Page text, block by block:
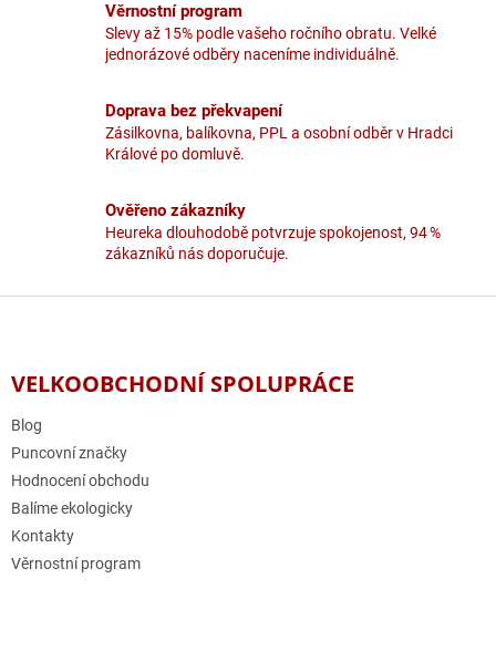
p
r
v
y
v
u
Věrnostní program
Slevy až 15% podle vašeho ročního obratu. Velké
jednorázové odběry naceníme individuálně.
Doprava bez překvapení
Zásilkovna, balíkovna, PPL a osobní odběr v Hradci
Králové po domluvě.
Ověřeno zákazníky
Heureka dlouhodobě potvrzuje spokojenost, 94 %
zákazníků nás doporučuje.
Z
VELKOOBCHODNÍ SPOLUPRÁCE
Blog
Puncovní značky
Hodnocení obchodu
Balíme ekologicky
Kontakty
Věrnostní program